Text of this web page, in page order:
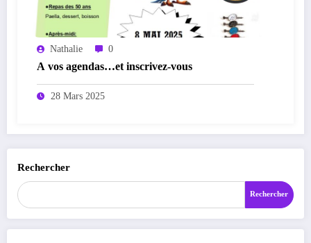
Nathalie 0
A vos agendas…et inscrivez-vous
28 Mars 2025
Rechercher
Rechercher